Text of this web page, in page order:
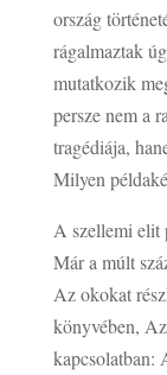
ország
rágalmaztak
mutatkozik
persze nem a
tragédiája,
Milyen
A szellemi elit
Már a múlt
Az okokat
könyvében,
kapcsolatban: